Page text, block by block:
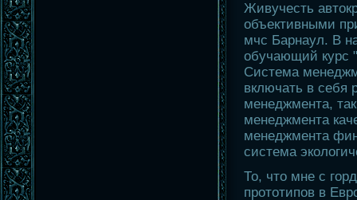
Живучесть
объективными
мчс Барнаул. В
обучающий курс
Система
включать в себя
менеджмента,
менеджмента
менеджмента
система
То, что мне с
прототипов в